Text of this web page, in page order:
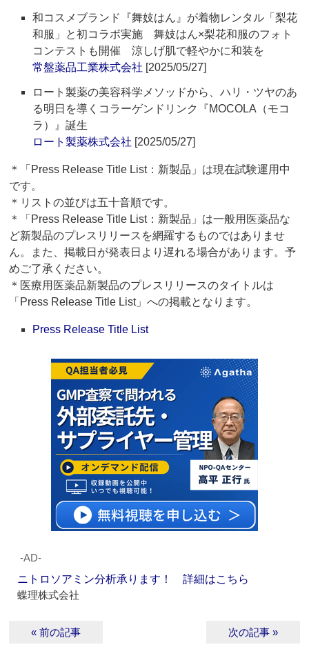
和コスメブランド『舞妓はん』が着物レンタル「梨花
和服」と初コラボ実施 舞妓はん×梨花和服のフォト
コンテストも開催 涼しげ肌で軽やかに和装を
常盤薬品工業株式会社 [2025/05/27]
ロート製薬の美容科学メソッドから、ハリ・ツヤのあ
る明日を導くコラーゲンドリンク『MOCOLA（モコ
ラ）』誕生
ロート製薬株式会社 [2025/05/27]
＊「Press Release Title List：新製品」は現在試験運用中
です。
＊リストの並びは五十音順です。
＊「Press Release Title List：新製品」は一般用医薬品な
ど新製品のプレスリリースを網羅するものではありませ
ん。また、掲載日が発表日より遅れる場合があります。予
めご了承ください。
＊医療用医薬品新製品のプレスリリースのタイトルは
「Press Release Title List」への掲載となります。
Press Release Title List
‐AD‐
ニトロソアミン分析承ります！ 詳細はこちら
蝶理株式会社
« 前の記事 次の記事 »